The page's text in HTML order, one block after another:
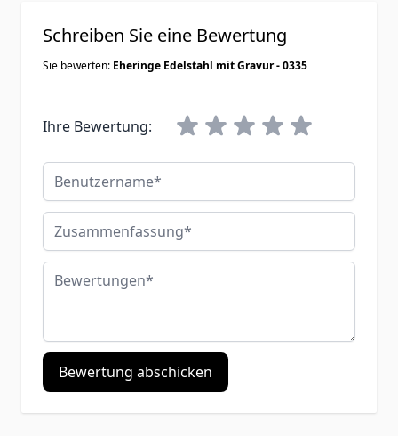
Schreiben Sie eine Bewertung
Sie bewerten: Eheringe Edelstahl mit Gravur - 0335
Ihre Bewertung:
Benutzername
Zusammenfassung
Bewertungen
Bewertung abschicken